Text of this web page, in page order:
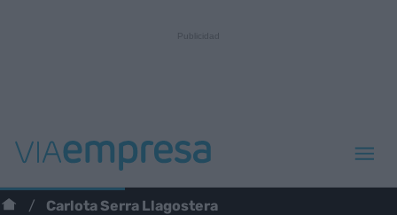
Carlota Serra Llagostera